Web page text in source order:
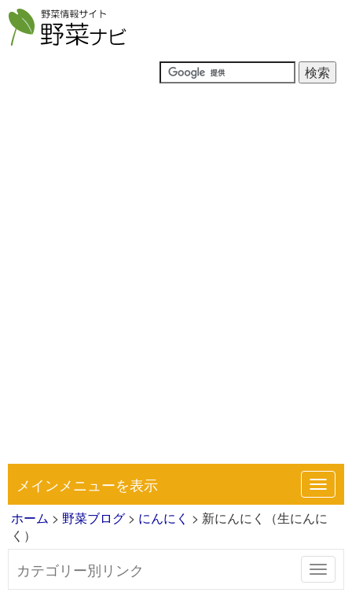
メインメニューを表示
ホーム > 野菜ブログ > にんにく > 新にんにく（生にんに
く）
カテゴリー別リンク